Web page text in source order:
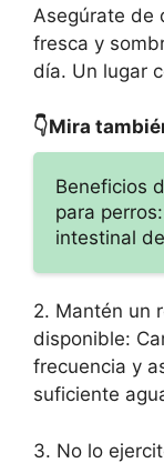
Asegúrate de
fresca y
día. Un lugar
👇Mira
Beneficios
para
intestinal
2. Mantén un
disponible:
frecuencia y
suficiente
3. No lo